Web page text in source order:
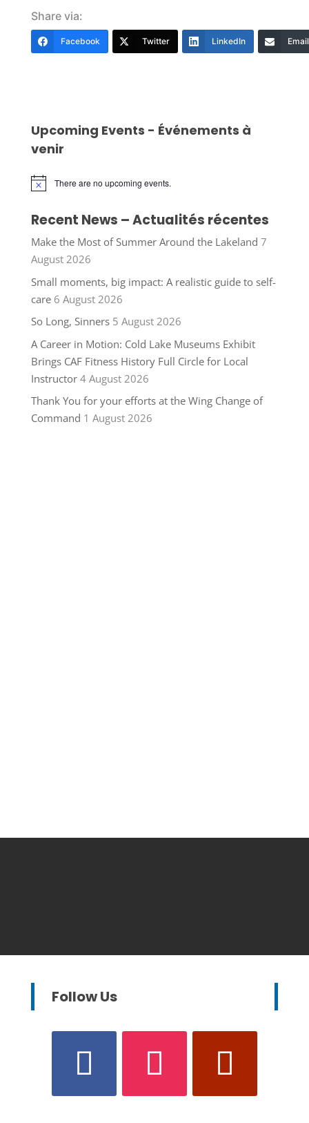
Share via:
Facebook Twitter LinkedIn Email
Upcoming Events - Événements à
venir
Notice There are no upcoming events.
Recent News – Actualités récentes
Make the Most of Summer Around the Lakeland 7
August 2026
Small moments, big impact: A realistic guide to self-
care 6 August 2026
So Long, Sinners 5 August 2026
A Career in Motion: Cold Lake Museums Exhibit
Brings CAF Fitness History Full Circle for Local
Instructor 4 August 2026
Thank You for your efforts at the Wing Change of
Command 1 August 2026
Follow Us